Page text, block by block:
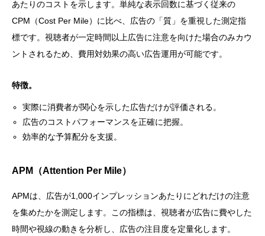
あたりのコストを示します。単純な表示回数に基づく従来の
CPM（Cost Per Mile）に比べ、広告の「質」を重視した測定指
標です。視聴者が一定時間以上広告に注意を向けた場合のみカウ
ントされるため、費用対効果の高い広告運用が可能です。
特徴。
実際に消費者が関心を示した広告だけが評価される。
広告のコストパフォーマンスを正確に把握。
効率的な予算配分を支援。
APM（Attention Per Mile）
APMは、広告が1,000インプレッションあたりにどれだけの注意
を集めたかを測定します。この指標は、視聴者が広告に費やした
時間や視線の動きを分析し、広告の注目度を定量化します。